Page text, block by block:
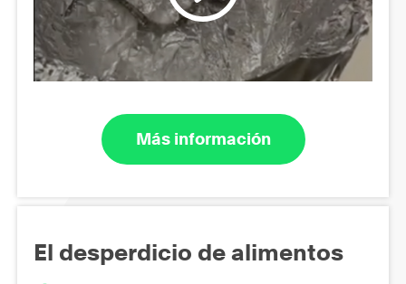
Más información
El desperdicio de alimentos